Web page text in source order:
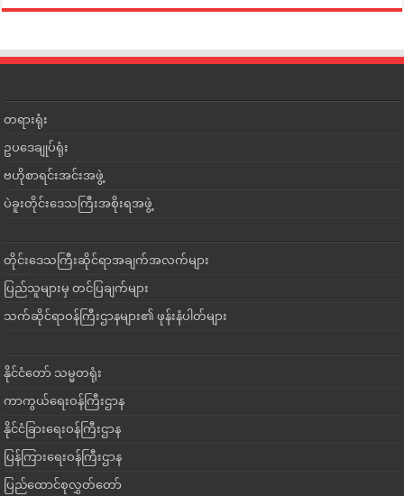
တရားရုံး
ဥပဒေချုပ်ရုံး
ဗဟိုစာရင်းအင်းအဖွဲ့
ပဲခူးတိုင်းဒေသကြီးအစိုးရအဖွဲ့
တိုင်းဒေသကြီးဆိုင်ရာအချက်အလက်များ
ပြည်သူများမှ တင်ပြချက်များ
သက်ဆိုင်ရာဝန်ကြီးဌာနများ၏ ဖုန်းနံပါတ်များ
နိုင်ငံတော် သမ္မတရုံး
ကာကွယ်ရေးဝန်ကြီးဌာန
နိုင်ငံခြားရေးဝန်ကြီးဌာန
ပြန်ကြားရေးဝန်ကြီးဌာန
ပြည်ထောင်စုလွှတ်တော်